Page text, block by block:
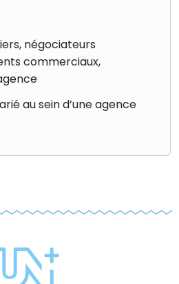
négociateurs
commerciaux,
au sein d’une agence